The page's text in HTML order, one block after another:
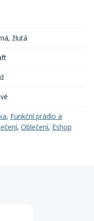
žlutá
, Funkční prádlo a
, Oblečení, Eshop